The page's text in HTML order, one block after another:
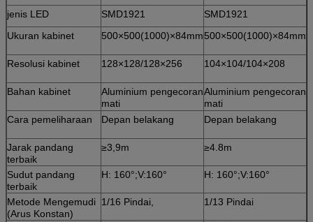
jenis LED
SMD1921
SMD1921
Ukuran kabinet
500×500(1000)×84mm500×500(1000)×84mm
Resolusi kabinet 128×128/128×256 104×104/104×208
Bahan kabinet
Aluminium pengecoran
mati
Aluminium pengecoran
mati
Cara pemeliharaan
Depan belakang Depan belakang
Jarak pandang
terbaik
≥3,9m ≥4.8m
Sudut pandang
terbaik
H: 160°;V:160° H: 160°;V:160°
Metode Mengemudi
(Arus Konstan)
1/16 Pindai, 1/13 Pindai